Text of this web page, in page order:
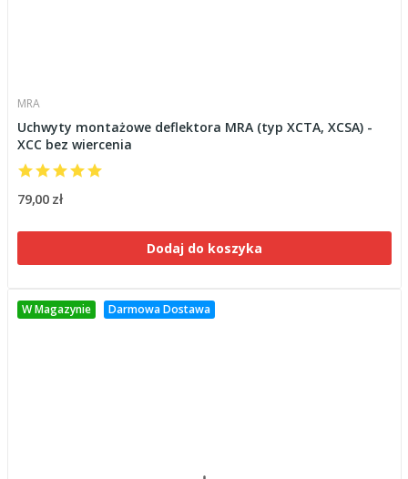
MRA
Uchwyty montażowe deflektora MRA (typ XCTA, XCSA) -
XCC bez wiercenia
79,00 zł
Dodaj do koszyka
W Magazynie Darmowa Dostawa